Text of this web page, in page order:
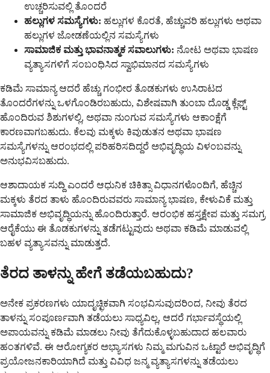
ಉಚ್ಚರಿಸುವಲ್ಲಿ ತೊಂದರೆ
ಹಲ್ಲುಗಳ ಸಮಸ್ಯೆಗಳು: ಹಲ್ಲುಗಳ ಕೊರತೆ, ಹೆಚ್ಚುವರಿ ಹಲ್ಲುಗಳು ಅಥವಾ
ಹಲ್ಲುಗಳ ಜೋಡಣೆಯಲ್ಲಿನ ಸಮಸ್ಯೆಗಳು
ಸಾಮಾಜಿಕ ಮತ್ತು ಭಾವನಾತ್ಮಕ ಸವಾಲುಗಳು: ನೋಟ ಅಥವಾ ಭಾಷಣ
ವ್ಯತ್ಯಾಸಗಳಿಗೆ ಸಂಬಂಧಿಸಿದ ಸ್ವಾಭಿಮಾನದ ಸಮಸ್ಯೆಗಳು
ಕಡಿಮೆ ಸಾಮಾನ್ಯ ಆದರೆ ಹೆಚ್ಚು ಗಂಭೀರ ತೊಡಕುಗಳು ಉಸಿರಾಟದ
ತೊಂದರೆಗಳನ್ನು ಒಳಗೊಂಡಿರಬಹುದು, ವಿಶೇಷವಾಗಿ ತುಂಬಾ ದೊಡ್ಡ ಕ್ಲೆಫ್ಟ್
ಹೊಂದಿರುವ ಶಿಶುಗಳಲ್ಲಿ, ಅಥವಾ ನುಂಗುವ ಸಮಸ್ಯೆಗಳು ಆಕಾಂಕ್ಷೆಗೆ
ಕಾರಣವಾಗಬಹುದು. ಕೆಲವು ಮಕ್ಕಳು ಕಿವುಡುತನ ಅಥವಾ ಭಾಷಣ
ಸಮಸ್ಯೆಗಳನ್ನು ಆರಂಭದಲ್ಲಿ ಪರಿಹರಿಸದಿದ್ದರೆ ಅಭಿವೃದ್ಧಿಯ ವಿಳಂಬವನ್ನು
ಅನುಭವಿಸಬಹುದು.
ಆಶಾದಾಯಕ ಸುದ್ದಿ ಎಂದರೆ ಆಧುನಿಕ ಚಿಕಿತ್ಸಾ ವಿಧಾನಗಳೊಂದಿಗೆ, ಹೆಚ್ಚಿನ
ಮಕ್ಕಳು ತೆರದ ತಾಳು ಹೊಂದಿರುವವರು ಸಾಮಾನ್ಯ ಭಾಷಣ, ಕೇಳುವಿಕೆ ಮತ್ತು
ಸಾಮಾಜಿಕ ಅಭಿವೃದ್ಧಿಯನ್ನು ಹೊಂದಿರುತ್ತಾರೆ. ಆರಂಭಿಕ ಹಸ್ತಕ್ಷೇಪ ಮತ್ತು ಸಮಗ್ರ
ಆರೈಕೆಯು ಈ ತೊಡಕುಗಳನ್ನು ತಡೆಗಟ್ಟುವುದು ಅಥವಾ ಕಡಿಮೆ ಮಾಡುವಲ್ಲಿ
ಬಹಳ ವ್ಯತ್ಯಾಸವನ್ನು ಮಾಡುತ್ತದೆ.
ತೆರದ ತಾಳನ್ನು ಹೇಗೆ ತಡೆಯಬಹುದು?
ಅನೇಕ ಪ್ರಕರಣಗಳು ಯಾದೃಚ್ಛಿಕವಾಗಿ ಸಂಭವಿಸುವುದರಿಂದ, ನೀವು ತೆರದ
ತಾಳನ್ನು ಸಂಪೂರ್ಣವಾಗಿ ತಡೆಯಲು ಸಾಧ್ಯವಿಲ್ಲ, ಆದರೆ ಗರ್ಭಾವಸ್ಥೆಯಲ್ಲಿ
ಅಪಾಯವನ್ನು ಕಡಿಮೆ ಮಾಡಲು ನೀವು ತೆಗೆದುಕೊಳ್ಳಬಹುದಾದ ಹಲವಾರು
ಹಂತಗಳಿವೆ. ಈ ಆರೋಗ್ಯಕರ ಅಭ್ಯಾಸಗಳು ನಿಮ್ಮ ಮಗುವಿನ ಒಟ್ಟಾರೆ ಅಭಿವೃದ್ಧಿಗೆ
ಪ್ರಯೋಜನಕಾರಿಯಾಗಿದೆ ಮತ್ತು ವಿವಿಧ ಜನ್ಮ ವ್ಯತ್ಯಾಸಗಳನ್ನು ತಡೆಯಲು